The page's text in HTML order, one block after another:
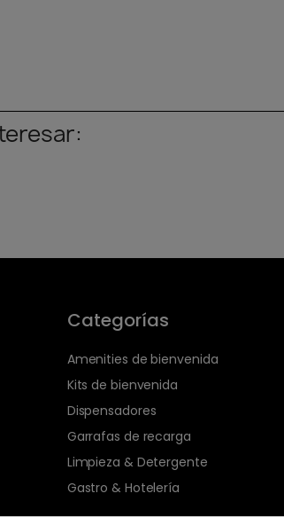
Categorías
Amenities de bienvenida
Kits de bienvenida
Dispensadores
Garrafas de recarga
Limpieza & Detergente
Gastro & Hotelería